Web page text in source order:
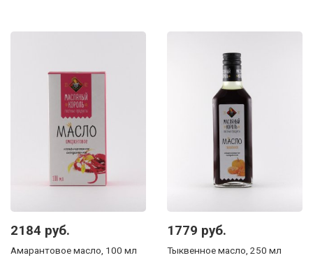
2184 руб.
Амарантовое масло, 100 мл
1779 руб.
Тыквенное масло, 250 мл